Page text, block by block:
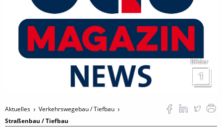
Bilder
1
Aktuelles
Verkehrswegebau / Tiefbau
Straßenbau / Tiefbau